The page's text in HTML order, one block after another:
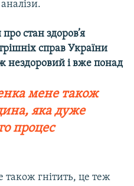
стан здоров’я
справ України
нездоровий і вже понад
мене також
яка дуже
процес
гнітить, це теж